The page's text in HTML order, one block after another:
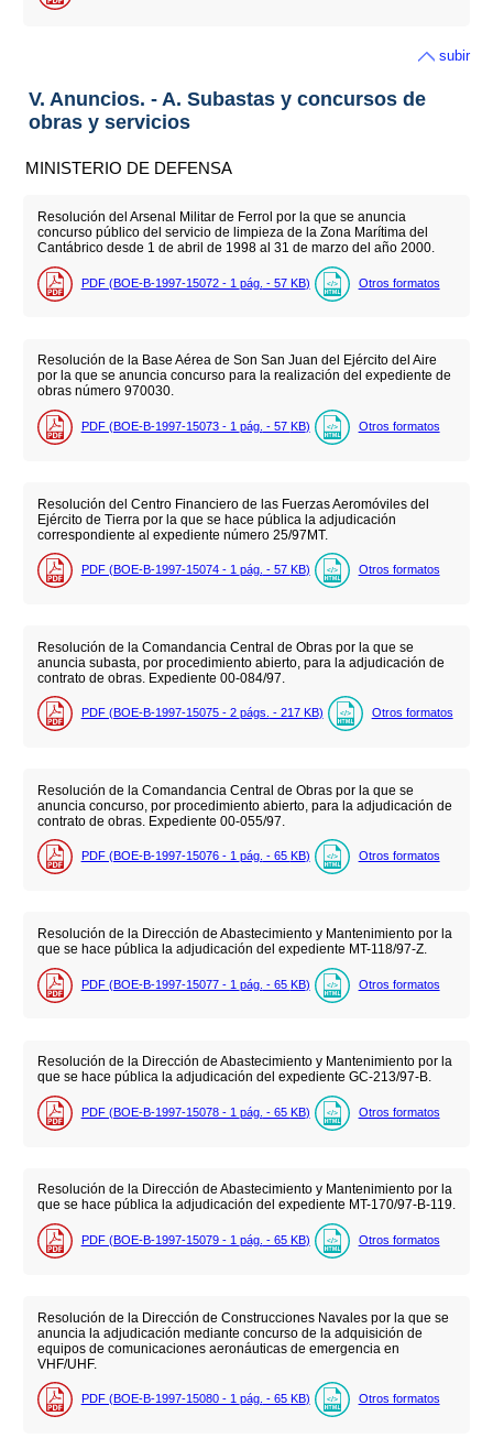
subir
V. Anuncios. - A. Subastas y concursos de
obras y servicios
MINISTERIO DE DEFENSA
Resolución del Arsenal Militar de Ferrol por la que se anuncia
concurso público del servicio de limpieza de la Zona Marítima del
Cantábrico desde 1 de abril de 1998 al 31 de marzo del año 2000.
PDF (BOE-B-1997-15072 - 1 pág. - 57 KB) Otros formatos
Resolución de la Base Aérea de Son San Juan del Ejército del Aire
por la que se anuncia concurso para la realización del expediente de
obras número 970030.
PDF (BOE-B-1997-15073 - 1 pág. - 57 KB) Otros formatos
Resolución del Centro Financiero de las Fuerzas Aeromóviles del
Ejército de Tierra por la que se hace pública la adjudicación
correspondiente al expediente número 25/97MT.
PDF (BOE-B-1997-15074 - 1 pág. - 57 KB) Otros formatos
Resolución de la Comandancia Central de Obras por la que se
anuncia subasta, por procedimiento abierto, para la adjudicación de
contrato de obras. Expediente 00-084/97.
PDF (BOE-B-1997-15075 - 2 págs. - 217 KB) Otros formatos
Resolución de la Comandancia Central de Obras por la que se
anuncia concurso, por procedimiento abierto, para la adjudicación de
contrato de obras. Expediente 00-055/97.
PDF (BOE-B-1997-15076 - 1 pág. - 65 KB) Otros formatos
Resolución de la Dirección de Abastecimiento y Mantenimiento por la
que se hace pública la adjudicación del expediente MT-118/97-Z.
PDF (BOE-B-1997-15077 - 1 pág. - 65 KB) Otros formatos
Resolución de la Dirección de Abastecimiento y Mantenimiento por la
que se hace pública la adjudicación del expediente GC-213/97-B.
PDF (BOE-B-1997-15078 - 1 pág. - 65 KB) Otros formatos
Resolución de la Dirección de Abastecimiento y Mantenimiento por la
que se hace pública la adjudicación del expediente MT-170/97-B-119.
PDF (BOE-B-1997-15079 - 1 pág. - 65 KB) Otros formatos
Resolución de la Dirección de Construcciones Navales por la que se
anuncia la adjudicación mediante concurso de la adquisición de
equipos de comunicaciones aeronáuticas de emergencia en
VHF/UHF.
PDF (BOE-B-1997-15080 - 1 pág. - 65 KB) Otros formatos